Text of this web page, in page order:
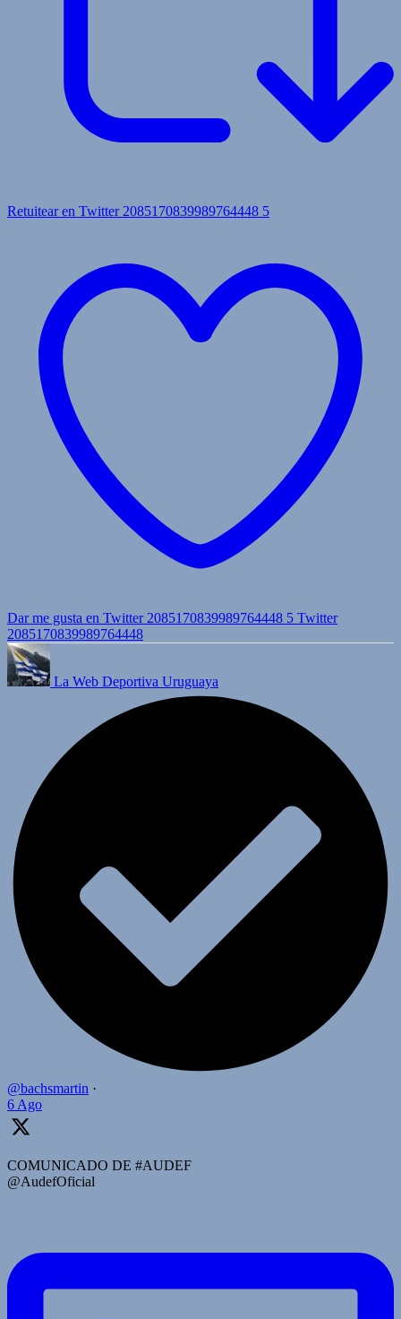
Retuitear en Twitter 2085170839989764448 5
Dar me gusta en Twitter 2085170839989764448 5 Twitter
2085170839989764448
La Web Deportiva Uruguaya
@bachsmartin ·
6 Ago
COMUNICADO DE #AUDEF
@AudefOficial